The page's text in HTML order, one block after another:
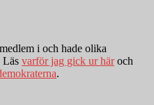
i och hade olika
Läs varför jag gick ur häroch
.